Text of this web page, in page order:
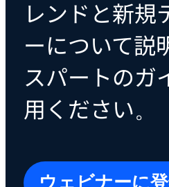
レンドと新規
ーについて説
スパートのガ
用ください。
ウェビナーに